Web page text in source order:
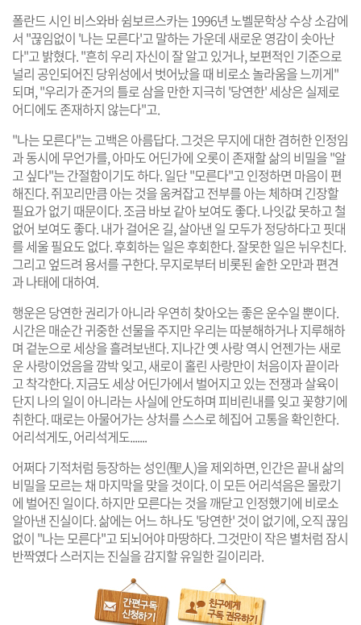
폴란드 시인 비스와바 쉼보르스카는 1996년 노벨문학상 수상 소감에
서 "끊임없이 '나는 모른다'고 말하는 가운데 새로운 영감이 솟아난
다"고 밝혔다. "흔히 우리 자신이 잘 알고 있거나, 보편적인 기준으로
널리 공인되어진 당위성에서 벗어났을 때 비로소 놀라움을 느끼게"
되며, "우리가 준거의 틀로 삼을 만한 지극히 '당연한' 세상은 실제로
어디에도 존재하지 않는다"고.
"나는 모른다"는 고백은 아름답다. 그것은 무지에 대한 겸허한 인정임
과 동시에 무언가를, 아마도 어딘가에 오롯이 존재할 삶의 비밀을 "알
고 싶다"는 간절함이기도 하다. 일단 "모른다"고 인정하면 마음이 편
해진다. 쥐꼬리만큼 아는 것을 움켜잡고 전부를 아는 체하며 긴장할
필요가 없기 때문이다. 조금 바보 같아 보여도 좋다. 나잇값 못하고 철
없어 보여도 좋다. 내가 걸어온 길, 살아낸 일 모두가 정당하다고 핏대
를 세울 필요도 없다. 후회하는 일은 후회한다. 잘못한 일은 뉘우친다.
그리고 엎드려 용서를 구한다. 무지로부터 비롯된 숱한 오만과 편견
과 나태에 대하여.
행운은 당연한 권리가 아니라 우연히 찾아오는 좋은 운수일 뿐이다.
시간은 매순간 귀중한 선물을 주지만 우리는 따분해하거나 지루해하
며 겉눈으로 세상을 흘려보낸다. 지나간 옛 사랑 역시 언젠가는 새로
운 사랑이었음을 깜박 잊고, 새로이 홀린 사랑만이 처음이자 끝이라
고 착각한다. 지금도 세상 어딘가에서 벌어지고 있는 전쟁과 살육이
단지 나의 일이 아니라는 사실에 안도하며 피비린내를 잊고 꽃향기에
취한다. 때로는 아물어가는 상처를 스스로 헤집어 고통을 확인한다.
어리석게도, 어리석게도.......
어쩌다 기적처럼 등장하는 성인(聖人)을 제외하면, 인간은 끝내 삶의
비밀을 모르는 채 마지막을 맞을 것이다. 이 모든 어리석음은 몰랐기
에 벌어진 일이다. 하지만 모른다는 것을 깨닫고 인정했기에 비로소
알아낸 진실이다. 삶에는 어느 하나도 '당연한' 것이 없기에, 오직 끊임
없이 "나는 모른다"고 되뇌어야 마땅하다. 그것만이 작은 별처럼 잠시
반짝였다 스러지는 진실을 감지할 유일한 길이리라.